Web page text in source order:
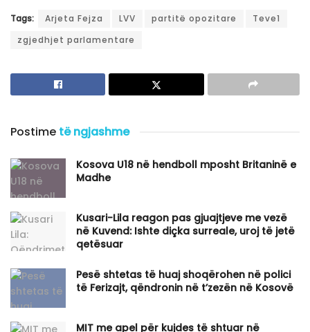
Tags: Arjeta Fejza LVV partitë opozitare
Teve1
zgjedhjet parlamentare
Postime të ngjashme
Kosova U18 në hendboll mposht Britaninë e
Madhe
Kusari-Lila reagon pas gjuajtjeve me vezë
në Kuvend: Ishte diçka surreale, uroj të jetë
qetësuar
Pesë shtetas të huaj shoqërohen në polici
të Ferizajt, qëndronin në t’zezën në Kosovë
MIT me apel për kujdes të shtuar në